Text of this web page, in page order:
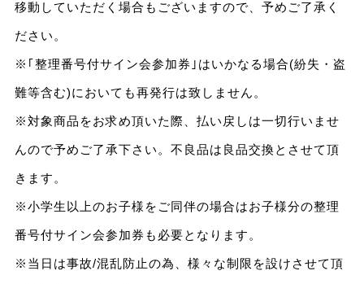
移動していただく場合もございますので、予めご了承く
ださい。
※｢整理番号付サイン会参加券｣はいかなる場合(紛失・盗
難等含む)においても再発行は致しません。
※対象商品をお求め頂いた際、払い戻しは一切行いませ
んので予めご了承下さい。不良品は良品交換とさせて頂
きます。
※小学生以上のお子様をご同伴の場合はお子様分の整理
番号付サイン会参加券も必要となります。
※当日は事故/混乱防止の為、様々な制限を設けさせて頂